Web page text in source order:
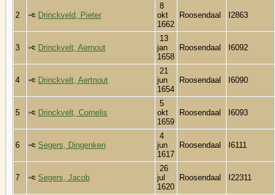
2 Drinckveld, Pieter
8
okt
1662
Roosendaal I2863
3 Drinckvelt, Aernout
13
jan
1658
Roosendaal I6092
4 Drinckvelt, Aertnout
21
jun
1654
Roosendaal I6090
5 Drinckvelt, Cornelis
5
okt
1659
Roosendaal I6093
6 Segers, Dingenken
4
jun
1617
Roosendaal I6111
7 Segers, Jacob
26
jul
1620
Roosendaal I22311